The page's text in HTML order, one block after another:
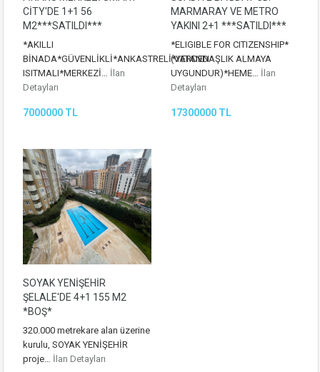
CİTY'DE 1+1 56
M2***SATILDI***
*AKILLI
BİNADA*GÜVENLİKLİ*ANKASTRELİ*YERDEN
ISITMALI*MERKEZİ… İlan
Detayları
7000000 TL
MARMARAY VE METRO
YAKINI 2+1 ***SATILDI***
*ELIGIBLE FOR CITIZENSHIP*
(VATANDAŞLIK ALMAYA
UYGUNDUR)*HEME… İlan
Detayları
17300000 TL
SOYAK YENİŞEHİR
ŞELALE'DE 4+1 155 M2
*BOŞ*
320.000 metrekare alan üzerine
kurulu, SOYAK YENİŞEHİR
proje… İlan Detayları